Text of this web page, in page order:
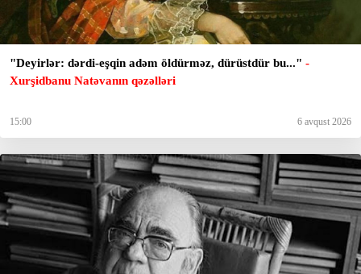
"Deyirlər: dərdi-eşqin adəm öldürməz, dürüstdür bu..." -
Xurşidbanu Natəvanın qəzəlləri
15:00 6 avqust 2026